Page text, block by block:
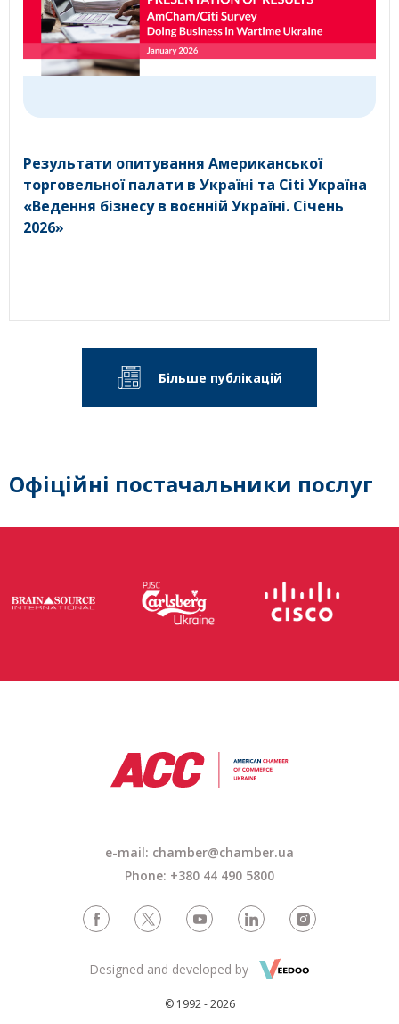
Результати опитування Американської
торговельної палати в Україні та Citi Україна
«Ведення бізнесу в воєнній Україні. Січень
2026»
Більше публікацій
Офіційні постачальники послуг
e-mail: chamber@chamber.ua
Phone: +380 44 490 5800
© 1992 - 2026
Designed and developed by